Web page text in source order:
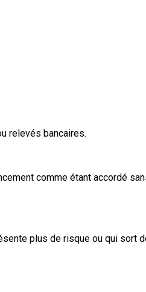
relevés bancaires.
comme étant accordé
plus de risque ou qui sort